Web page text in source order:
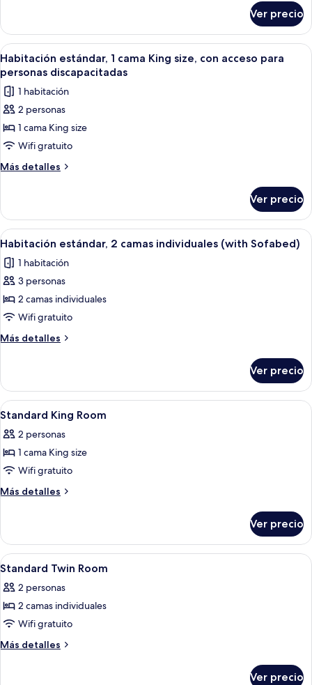
King
size
estándar,
cama
King
size
Ver precio
Abrir
todas
las
fotos
de
Habitación
estándar,
1
size,
con
acceso
para
personas
discapacitadas
Habitación de hotel con una cama
4
Habitación estándar, 1 cama King size, con acceso para
personas discapacitadas
1 habitación
2 personas
1 cama King size
Wifi gratuito
Más detalles
Más
estándar,
cama
size,
con
para
personas
Ver precio
Abrir
todas
las
fotos
de
Habitación
estándar,
2
individuales
(with
Sofabed)
Habitación de hotel con escritorio,
3
Habitación estándar, 2 camas individuales (with Sofabed)
1 habitación
3 personas
2 camas individuales
Wifi gratuito
Más detalles
Más
estándar,
camas
(with
Sofabed)
Ver precio
Abrir
todas
las
fotos
de
Standard
Una habitación de hotel con cama,
6
Standard King Room
2 personas
1 cama King size
Wifi gratuito
Más detalles
Más
King
Room
Ver precio
Abrir
todas
las
fotos
de
Standard
Habitación de hotel con dos camas,
5
Standard Twin Room
2 personas
2 camas individuales
Wifi gratuito
Más detalles
Más
Ver precio